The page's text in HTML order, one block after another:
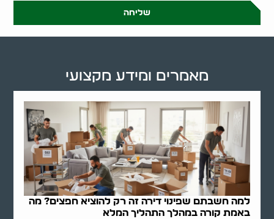
שליחה
למה חשבתם שפינוי דירה זה רק להוציא חפצים? מה
באמת קורה במהלך התהליך המלא
מאמרים ומידע מקצועי